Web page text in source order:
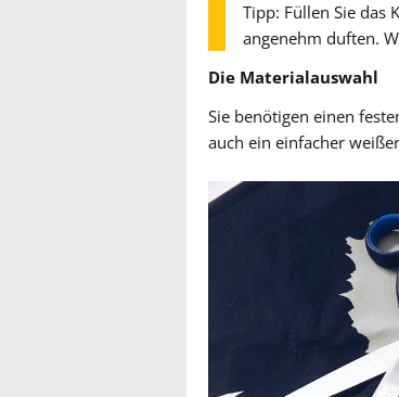
Tipp: Füllen Sie das
angenehm duften.
Die Materialauswahl
Sie benötigen einen
auch ein einfacher